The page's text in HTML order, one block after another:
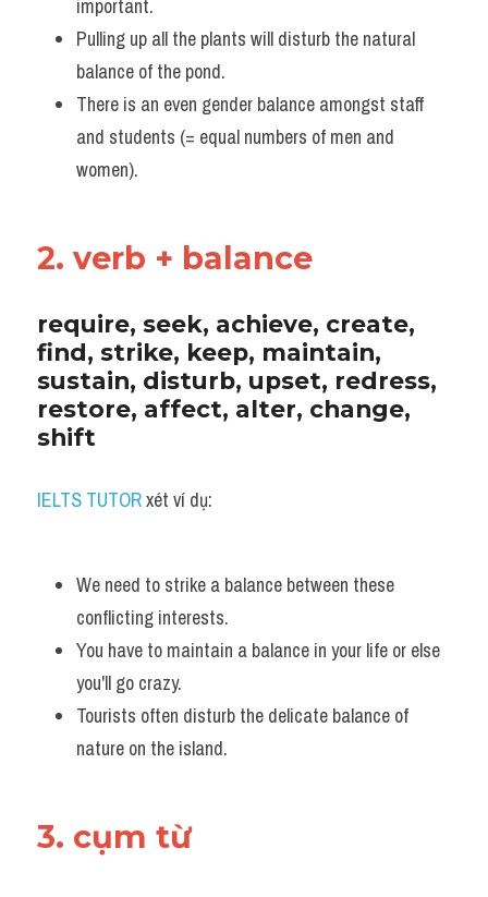
important.
Pulling up all the plants will disturb the natural
balance of the pond.
There is an even gender balance amongst staff
and students (= equal numbers of men and
women).
2. verb + balance
require, seek, achieve, create,
find, strike, keep, maintain,
sustain, disturb, upset, redress,
restore, affect, alter, change,
shift
IELTS TUTOR xét ví dụ:
We need to strike a balance between these
conflicting interests.
You have to maintain a balance in your life or else
you'll go crazy.
Tourists often disturb the delicate balance of
nature on the island.
3. cụm từ